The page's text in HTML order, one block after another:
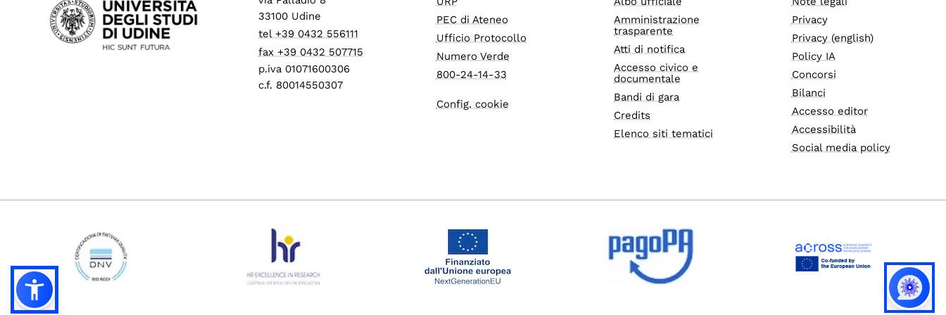
33100 Udine
tel +39 0432 556111
fax +39 0432 507715
p.iva 01071600306
c.f. 80014550307
PEC di Ateneo
Ufficio Protocollo
Numero Verde
800-24-14-33
Config. cookie
Amministrazione
trasparente
Atti di notifica
Accesso civico e
documentale
Bandi di gara
Credits
Elenco siti tematici
Privacy
Privacy (english)
Policy IA
Concorsi
Bilanci
Accesso editor
Accessibilità
Social media policy